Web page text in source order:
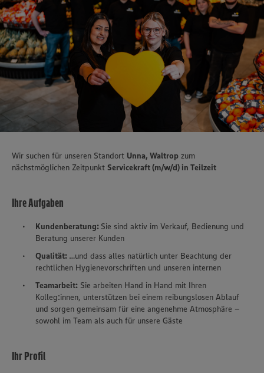
Wir suchen für unseren Standort Unna, Waltrop zum
nächstmöglichen Zeitpunkt Servicekraft (m/w/d) in Teilzeit
Ihre Aufgaben
Kundenberatung: Sie sind aktiv im Verkauf, Bedienung und
Beratung unserer Kunden
Qualität: …und dass alles natürlich unter Beachtung der
rechtlichen Hygienevorschriften und unseren internen
Teamarbeit: Sie arbeiten Hand in Hand mit Ihren
Kolleg:innen, unterstützen bei einem reibungslosen Ablauf
und sorgen gemeinsam für eine angenehme Atmosphäre –
sowohl im Team als auch für unsere Gäste
Ihr Profil